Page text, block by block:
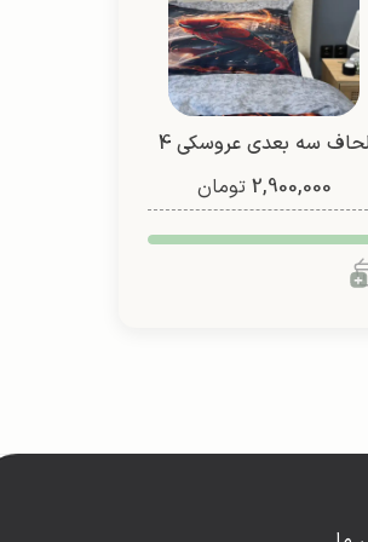
لحاف سه بعدی عروسکی 4
تیکه (طرح 5)
2,900,000 تومان